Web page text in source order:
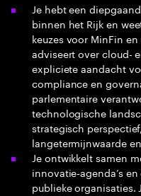
Je hebt een
binnen het Rijk en
keuzes voor MinFin
adviseert over cloud-
expliciete aandacht
compliance en
parlementaire
technologische
strategisch
langetermijnwaarde
Je ontwikkelt samen
innovatie‑agenda’s
publieke